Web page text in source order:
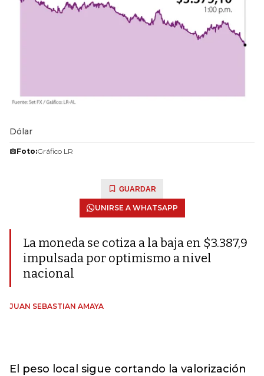
Dólar
Foto:Gráfico LR
GUARDAR
UNIRSE A WHATSAPP
La moneda se cotiza a la baja en $3.387,9
impulsada por optimismo a nivel
nacional
JUAN SEBASTIAN AMAYA
El peso local sigue cortando la valorización